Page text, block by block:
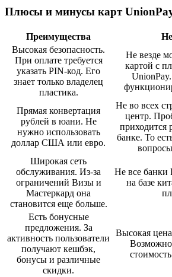
Плюсы и минусы карт
Преимущества
Высокая безопасность.
При оплате требуется
указать PIN-код. Его
знает только владелец
пластика.
Не везде
картой с
Прямая конвертация
рублей в юани. Не
нужно использовать
доллар США или евро.
Не во всех
центр.
приходится
банке. То
Широкая сеть
обслуживания. Из-за
ограничений Визы и
Мастеркард она
становится еще больше.
Не все
на базе
Есть бонусные
предложения. За
активность пользователи
получают кешбэк,
бонусы и различные
скидки.
Высокая